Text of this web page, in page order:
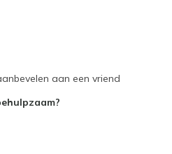
aan een vriend